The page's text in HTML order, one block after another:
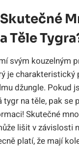
Těle
svým kouzelným
je charakteristický
džungle. Pokud
tygr na těle, pak se
Skutečné
lišit v závislosti
platí, že mají